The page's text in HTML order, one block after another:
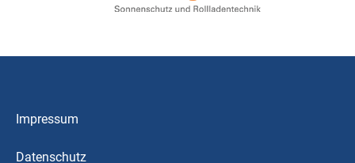
Impressum
Datenschutz